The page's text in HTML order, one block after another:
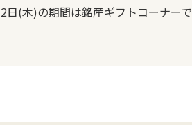
(木)の期間は銘産ギフトコーナーで